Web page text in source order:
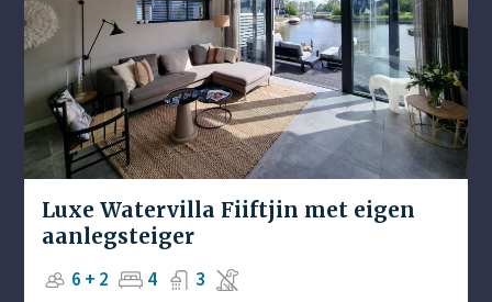
Luxe Watervilla Fiiftjin met eigen
aanlegsteiger
6 + 2
4 3